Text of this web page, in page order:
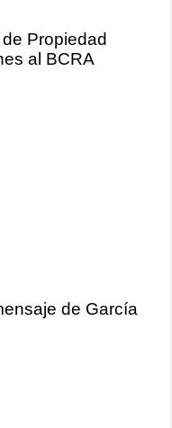
Propiedad
al BCRA
de García